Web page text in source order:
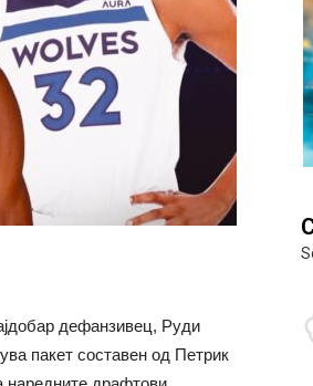
дефанзивец, Руди
пакет составен од Петрик